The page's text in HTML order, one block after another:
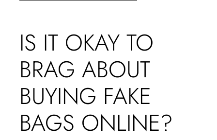
IS IT OKAY TO
BRAG ABOUT
BUYING FAKE
BAGS ONLINE?